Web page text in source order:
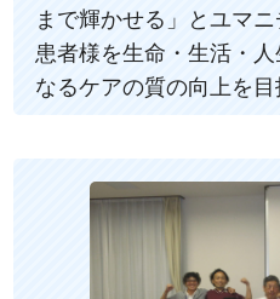
まで輝かせる」とユマニ
患者様を生命・生活・
なるケアの質の向上を目